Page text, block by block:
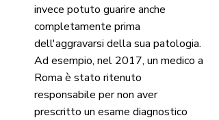
invece potuto guarire anche
completamente prima
dell'aggravarsi della sua patologia.
Ad esempio, nel 2017, un medico a
Roma è stato ritenuto
responsabile per non aver
prescritto un esame diagnostico